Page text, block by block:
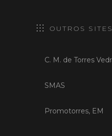
OUTROS
C. M. de Torres
SMAS
Promotorres, EM